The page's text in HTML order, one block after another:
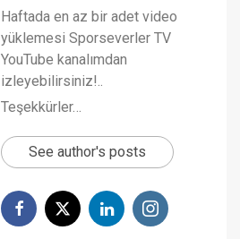
Haftada en az bir adet video
yüklemesi Sporseverler TV
YouTube kanalımdan
izleyebilirsiniz!..
Teşekkürler…
See author's posts